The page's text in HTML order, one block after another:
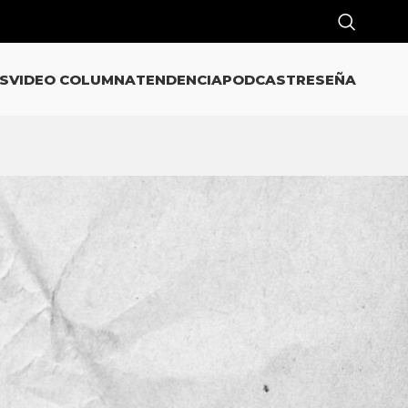
VIDEO COLUMNATENDENCIAPODCASTRESEÑA